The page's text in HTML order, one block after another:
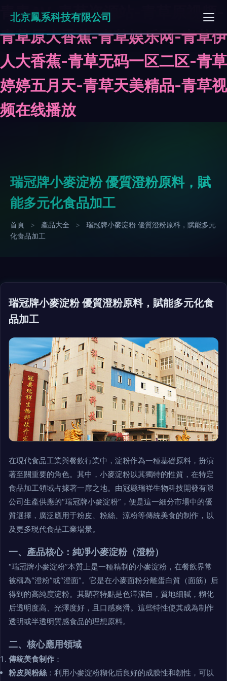
青青AV-青草资源站-青草原视频-
青草原大香蕉-青草娱乐网-青草伊
人大香蕉-青草无码一区二区-青草
婷婷五月天-青草天美精品-青草视
频在线播放
北京鳳系科技有限公司
瑞冠牌小麥淀粉 優質澄粉原料，賦
能多元化食品加工
首頁 > 產品大全 >
瑞冠牌小麥淀粉 優質澄粉原料，賦能多元
化食品加工
瑞冠牌小麥淀粉 優質澄粉原料，賦能多元化食
品加工
在現代食品工業與餐飲行業中，淀粉作為一種基礎原料，扮演
著至關重要的角色。其中，小麥淀粉以其獨特的性質，在特定
食品加工領域占據著一席之地。由冠縣瑞祥生物科技開發有限
公司生產供應的“瑞冠牌小麥淀粉”，便是這一細分市場中的優
質選擇，廣泛應用于粉皮、粉絲、涼粉等傳統美食的制作，以
及更多現代食品工業場景。
一、產品核心：純凈小麥淀粉（澄粉）
“瑞冠牌小麥淀粉”本質上是一種精制的小麥淀粉，在餐飲界常
被稱為“澄粉”或“澄面”。它是在小麥面粉分離蛋白質（面筋）后
得到的高純度淀粉。其顯著特點是色澤潔白，質地細膩，糊化
后透明度高、光澤度好，且口感爽滑。這些特性使其成為制作
透明或半透明質感食品的理想原料。
二、核心應用領域
傳統美食制作 ：
粉皮與粉絲 ：利用小麥淀粉糊化后良好的成膜性和韌性，可以